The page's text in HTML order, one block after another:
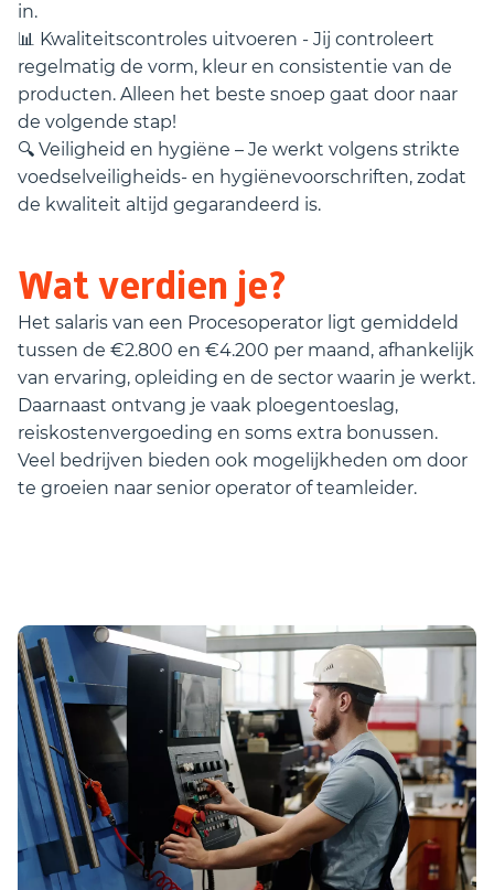
in.
📊 Kwaliteitscontroles uitvoeren - Jij controleert
regelmatig de vorm, kleur en consistentie van de
producten. Alleen het beste snoep gaat door naar
de volgende stap!
🔍 Veiligheid en hygiëne – Je werkt volgens strikte
voedselveiligheids- en hygiënevoorschriften, zodat
de kwaliteit altijd gegarandeerd is.
Wat verdien je?
Het salaris van een Procesoperator ligt gemiddeld
tussen de €2.800 en €4.200 per maand, afhankelijk
van ervaring, opleiding en de sector waarin je werkt.
Daarnaast ontvang je vaak ploegentoeslag,
reiskostenvergoeding en soms extra bonussen.
Veel bedrijven bieden ook mogelijkheden om door
te groeien naar senior operator of teamleider.